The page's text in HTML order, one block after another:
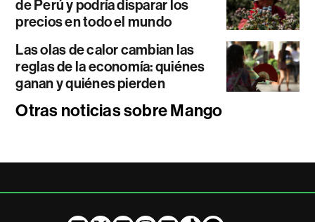
de Perú y podría disparar los
precios en todo el mundo
Las olas de calor cambian las
reglas de la economía: quiénes
ganan y quiénes pierden
Otras noticias sobre Mango